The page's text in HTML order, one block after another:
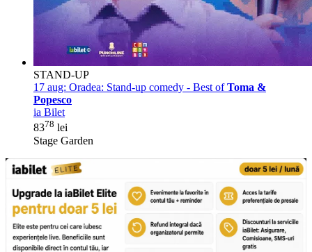
STAND-UP
17 aug: Oradea: Stand-up comedy - Best ofToma &
Popesco
ia Bilet
8378 lei
Stage Garden